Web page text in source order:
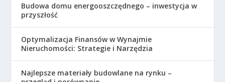
Budowa domu energooszczędnego – inwestycja w
przyszłość
Optymalizacja Finansów w Wynajmie
Nieruchomości: Strategie i Narzędzia
Najlepsze materiały budowlane na rynku –